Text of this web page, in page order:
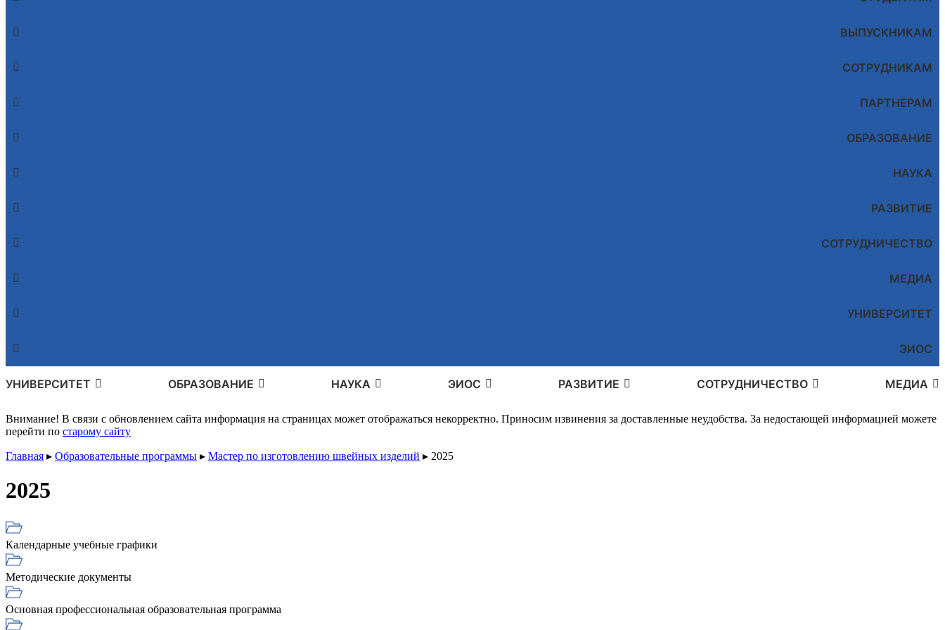
ВЫПУСКНИКАМ
СОТРУДНИКАМ
ПАРТНЕРАМ
ОБРАЗОВАНИЕ
НАУКА
РАЗВИТИЕ
СОТРУДНИЧЕСТВО
МЕДИА
УНИВЕРСИТЕТ
ЭИОС
УНИВЕРСИТЕТ ОБРАЗОВАНИЕ НАУКА ЭИОС РАЗВИТИЕ СОТРУДНИЧЕСТВО МЕДИА
Внимание! В связи с обновлением сайта информация на страницах может отображаться некорректно. Приносим извинения за доставленные неудобства. За недостающей информацией можете
перейти по старому сайту
Главная ▸ Образовательные программы ▸ Мастер по изготовлению швейных изделий ▸ 2025
2025
Календарные учебные графики
Методические документы
Основная профессиональная образовательная программа